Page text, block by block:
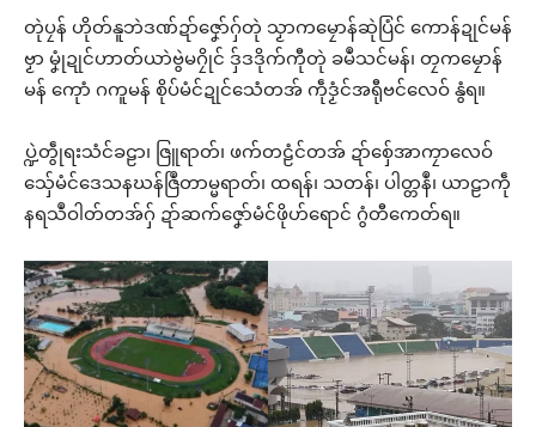
တုဲပၠန် ဟိုတ်နူဘဲဒဏ်ဍာ်ဇၞော်ဂှ်တုဲ သၟာကမၠောန်ဆုဲပြံင် ကောန်ဍုင်မန်
ဗၟာ မၞုံဍုင်ဟာတ်ယာဲဗွဲမဂၠိုင် ဒှ်ဒဒိုက်ကီုတုဲ ခမဳသင်မန်၊ တၠကမၠောန်
မန် ကေုာံ ဂကူမန် စိုပ်မံင်ဍုင်သေံတအ် ကဵုဒၟံင်အရီုဗင်လေဝ် နွံရ။
ပ္ဍဲတွဵုရးသံင်ခဠာ၊ ဇြူရာတ်၊ ဖက်တဠံင်တအ် ဍာ်စှ်ေအာကၠာလေဝ်
သှ်ေမံင်ဒေသနဃန်ဇြဳတာမ္မရာတ်၊ ထရန်၊ သတန်၊ ပါတ္တနဳ၊ ယာဠာကဵု
နရသဳဝါတ်တအ်ဂှ် ဍာ်ဆက်ဇၞော်မံင်ဖိုဟ်ရောင် ဂွံတီကေတ်ရ။